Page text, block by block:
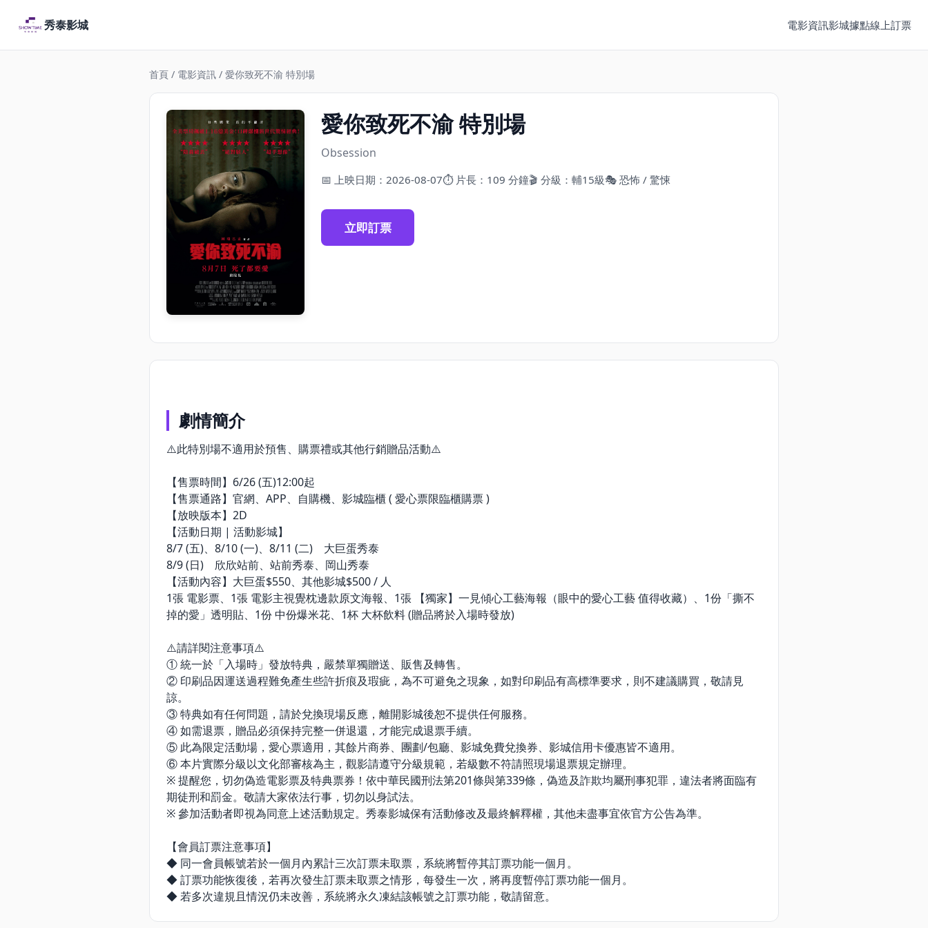
秀泰影城 電影資訊影城據點線上訂票
首頁 / 電影資訊 / 愛你致死不渝 特別場
愛你致死不渝 特別場
Obsession
📅 上映日期：2026-08-07⏱ 片長：109 分鐘🎬 分級：輔15級🎭 恐怖 / 驚悚
立即訂票
劇情簡介
⚠️此特別場不適用於預售、購票禮或其他行銷贈品活動⚠️
【售票時間】6/26 (五)12:00起
【售票通路】官網、APP、自購機、影城臨櫃 ( 愛心票限臨櫃購票 )
【放映版本】2D
【活動日期 | 活動影城】
8/7 (五)、8/10 (一)、8/11 (二) 大巨蛋秀泰
8/9 (日) 欣欣站前、站前秀泰、岡山秀泰
【活動內容】大巨蛋$550、其他影城$500 / 人
1張 電影票、1張 電影主視覺枕邊款原文海報、1張 【獨家】一見傾心工藝海報（眼中的愛心工藝 值得收藏）、1份「撕不
掉的愛」透明貼、1份 中份爆米花、1杯 大杯飲料 (贈品將於入場時發放)
⚠️請詳閱注意事項⚠️
① 統一於「入場時」發放特典，嚴禁單獨贈送、販售及轉售。
② 印刷品因運送過程難免產生些許折痕及瑕疵，為不可避免之現象，如對印刷品有高標準要求，則不建議購買，敬請見
諒。
③ 特典如有任何問題，請於兌換現場反應，離開影城後恕不提供任何服務。
④ 如需退票，贈品必須保持完整一併退還，才能完成退票手續。
⑤ 此為限定活動場，愛心票適用，其餘片商券、團劃/包廳、影城免費兌換券、影城信用卡優惠皆不適用。
⑥ 本片實際分級以文化部審核為主，觀影請遵守分級規範，若級數不符請照現場退票規定辦理。
※ 提醒您，切勿偽造電影票及特典票券！依中華民國刑法第201條與第339條，偽造及詐欺均屬刑事犯罪，違法者將面臨有
期徒刑和罰金。敬請大家依法行事，切勿以身試法。
※ 參加活動者即視為同意上述活動規定。秀泰影城保有活動修改及最終解釋權，其他未盡事宜依官方公告為準。
【會員訂票注意事項】
◆ 同一會員帳號若於一個月內累計三次訂票未取票，系統將暫停其訂票功能一個月。
◆ 訂票功能恢復後，若再次發生訂票未取票之情形，每發生一次，將再度暫停訂票功能一個月。
◆ 若多次違規且情況仍未改善，系統將永久凍結該帳號之訂票功能，敬請留意。